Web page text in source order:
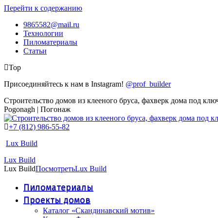
Перейти к содержанию
9865582@mail.ru
Технологии
Пиломатериалы
Статьи
Top
Присоединяйтесь к нам в Instagram! @prof_builder
Строительство домов из клееного бруса, фахверк дома под
Pogonagh | Погонаж
+7 (812) 986-55-82
Lux Build
Lux Build
Lux BuildПосмотретьLux Build
Пиломатериалы
Проекты домов
Каталог «Скандинавский мотив»